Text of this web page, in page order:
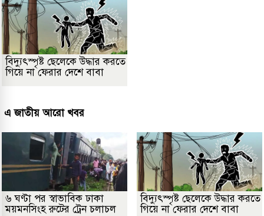
বিদ্যুৎস্পৃষ্ট ছেলেকে উদ্ধার করতে
গিয়ে না ফেরার দেশে বাবা
এ জাতীয় আরো খবর
৬ ঘণ্টা পর স্বাভাবিক ঢাকা
ময়মনসিংহ রুটের ট্রেন চলাচল
বিদ্যুৎস্পৃষ্ট ছেলেকে উদ্ধার করতে
গিয়ে না ফেরার দেশে বাবা